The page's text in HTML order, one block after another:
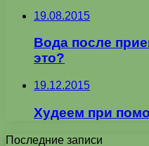
19.08.2015
Вода после
это?
19.12.2015
Худеем при
Последние записи